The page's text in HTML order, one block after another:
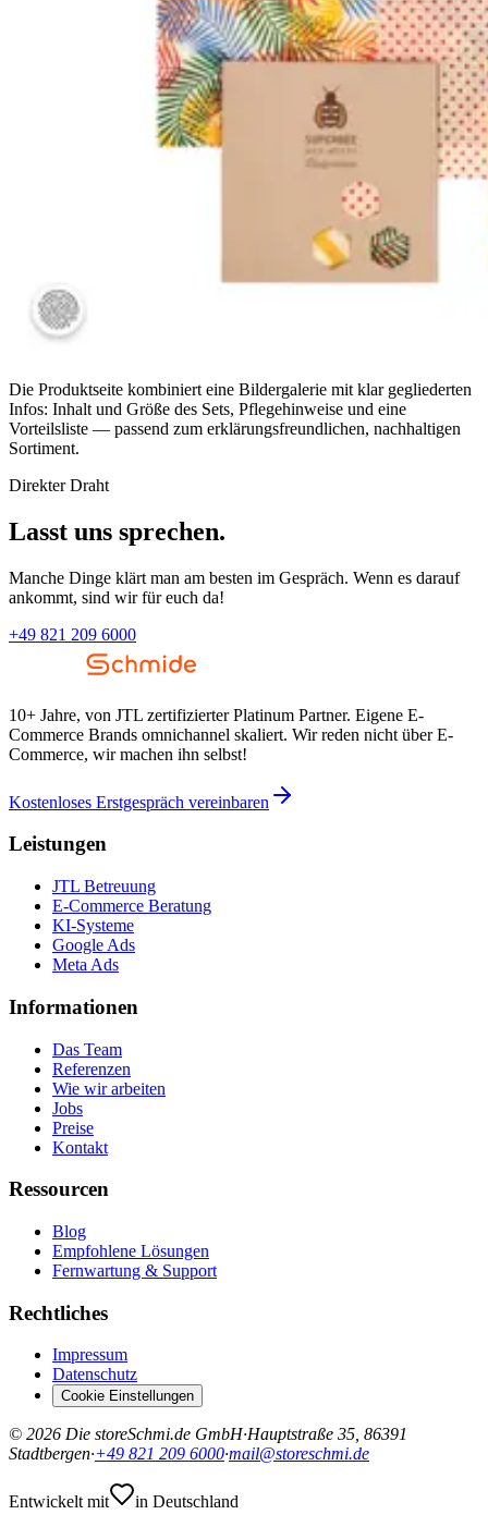
Die Produktseite kombiniert eine Bildergalerie mit klar gegliederten
Infos: Inhalt und Größe des Sets, Pflegehinweise und eine
Vorteilsliste — passend zum erklärungsfreundlichen, nachhaltigen
Sortiment.
Direkter Draht
Lasst uns sprechen.
Manche Dinge klärt man am besten im Gespräch. Wenn es darauf
ankommt, sind wir für euch da!
+49 821 209 6000
10+ Jahre, von JTL zertifizierter Platinum Partner. Eigene E-
Commerce Brands omnichannel skaliert. Wir reden nicht über E-
Commerce, wir machen ihn selbst!
Kostenloses Erstgespräch vereinbaren
Leistungen
JTL Betreuung
E-Commerce Beratung
KI-Systeme
Google Ads
Meta Ads
Informationen
Das Team
Referenzen
Wie wir arbeiten
Jobs
Preise
Kontakt
Ressourcen
Blog
Empfohlene Lösungen
Fernwartung & Support
Rechtliches
Impressum
Datenschutz
Cookie Einstellungen
© 2026 Die storeSchmi.de GmbH·Hauptstraße 35, 86391
Stadtbergen·+49 821 209 6000·mail@storeschmi.de
Entwickelt mit in Deutschland